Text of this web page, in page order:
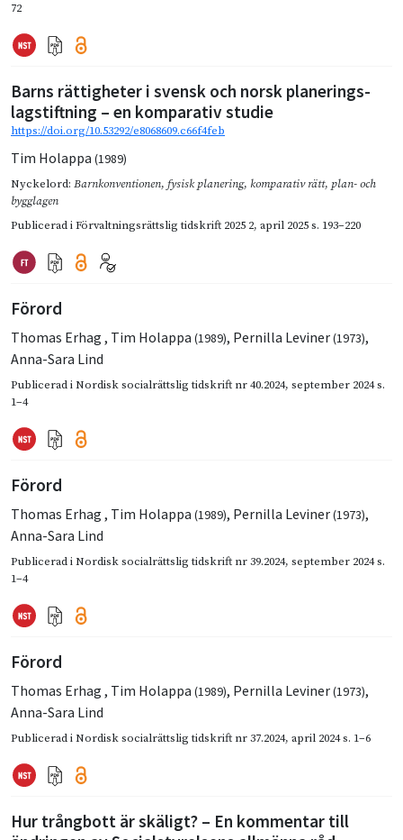
72
Barns rättigheter i svensk och norsk planerings-
lagstiftning – en komparativ studie
https://doi.org/10.53292/e8068609.c66f4feb
Tim Holappa (1989)
Nyckelord: Barnkonventionen, fysisk planering, komparativ rätt, plan- och
bygglagen
Publicerad iFörvaltningsrättslig tidskrift 2025 2, april 2025s. 193–220
Förord
Thomas Erhag , Tim Holappa (1989), Pernilla Leviner(1973),
Anna-Sara Lind
Publicerad iNordisk socialrättslig tidskrift nr 40.2024, september 2024s.
1–4
Förord
Thomas Erhag , Tim Holappa (1989), Pernilla Leviner(1973),
Anna-Sara Lind
Publicerad iNordisk socialrättslig tidskrift nr 39.2024, september 2024s.
1–4
Förord
Thomas Erhag , Tim Holappa (1989), Pernilla Leviner(1973),
Anna-Sara Lind
Publicerad iNordisk socialrättslig tidskrift nr 37.2024, april 2024s. 1–6
Hur trångbott är skäligt? – En kommentar till